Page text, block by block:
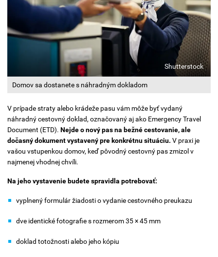
Domov sa dostanete s náhradným dokladom
Shutterstock
V prípade straty alebo krádeže pasu vám môže byť vydaný
náhradný cestovný doklad, označovaný aj ako Emergency Travel
Document (ETD). Nejde o nový pas na bežné cestovanie, ale
dočasný dokument vystavený pre konkrétnu situáciu. V praxi je
vašou vstupenkou domov, keď pôvodný cestovný pas zmizol v
najmenej vhodnej chvíli.
Na jeho vystavenie budete spravidla potrebovať:
vyplnený formulár žiadosti o vydanie cestovného preukazu
dve identické fotografie s rozmerom 35 × 45 mm
doklad totožnosti alebo jeho kópiu